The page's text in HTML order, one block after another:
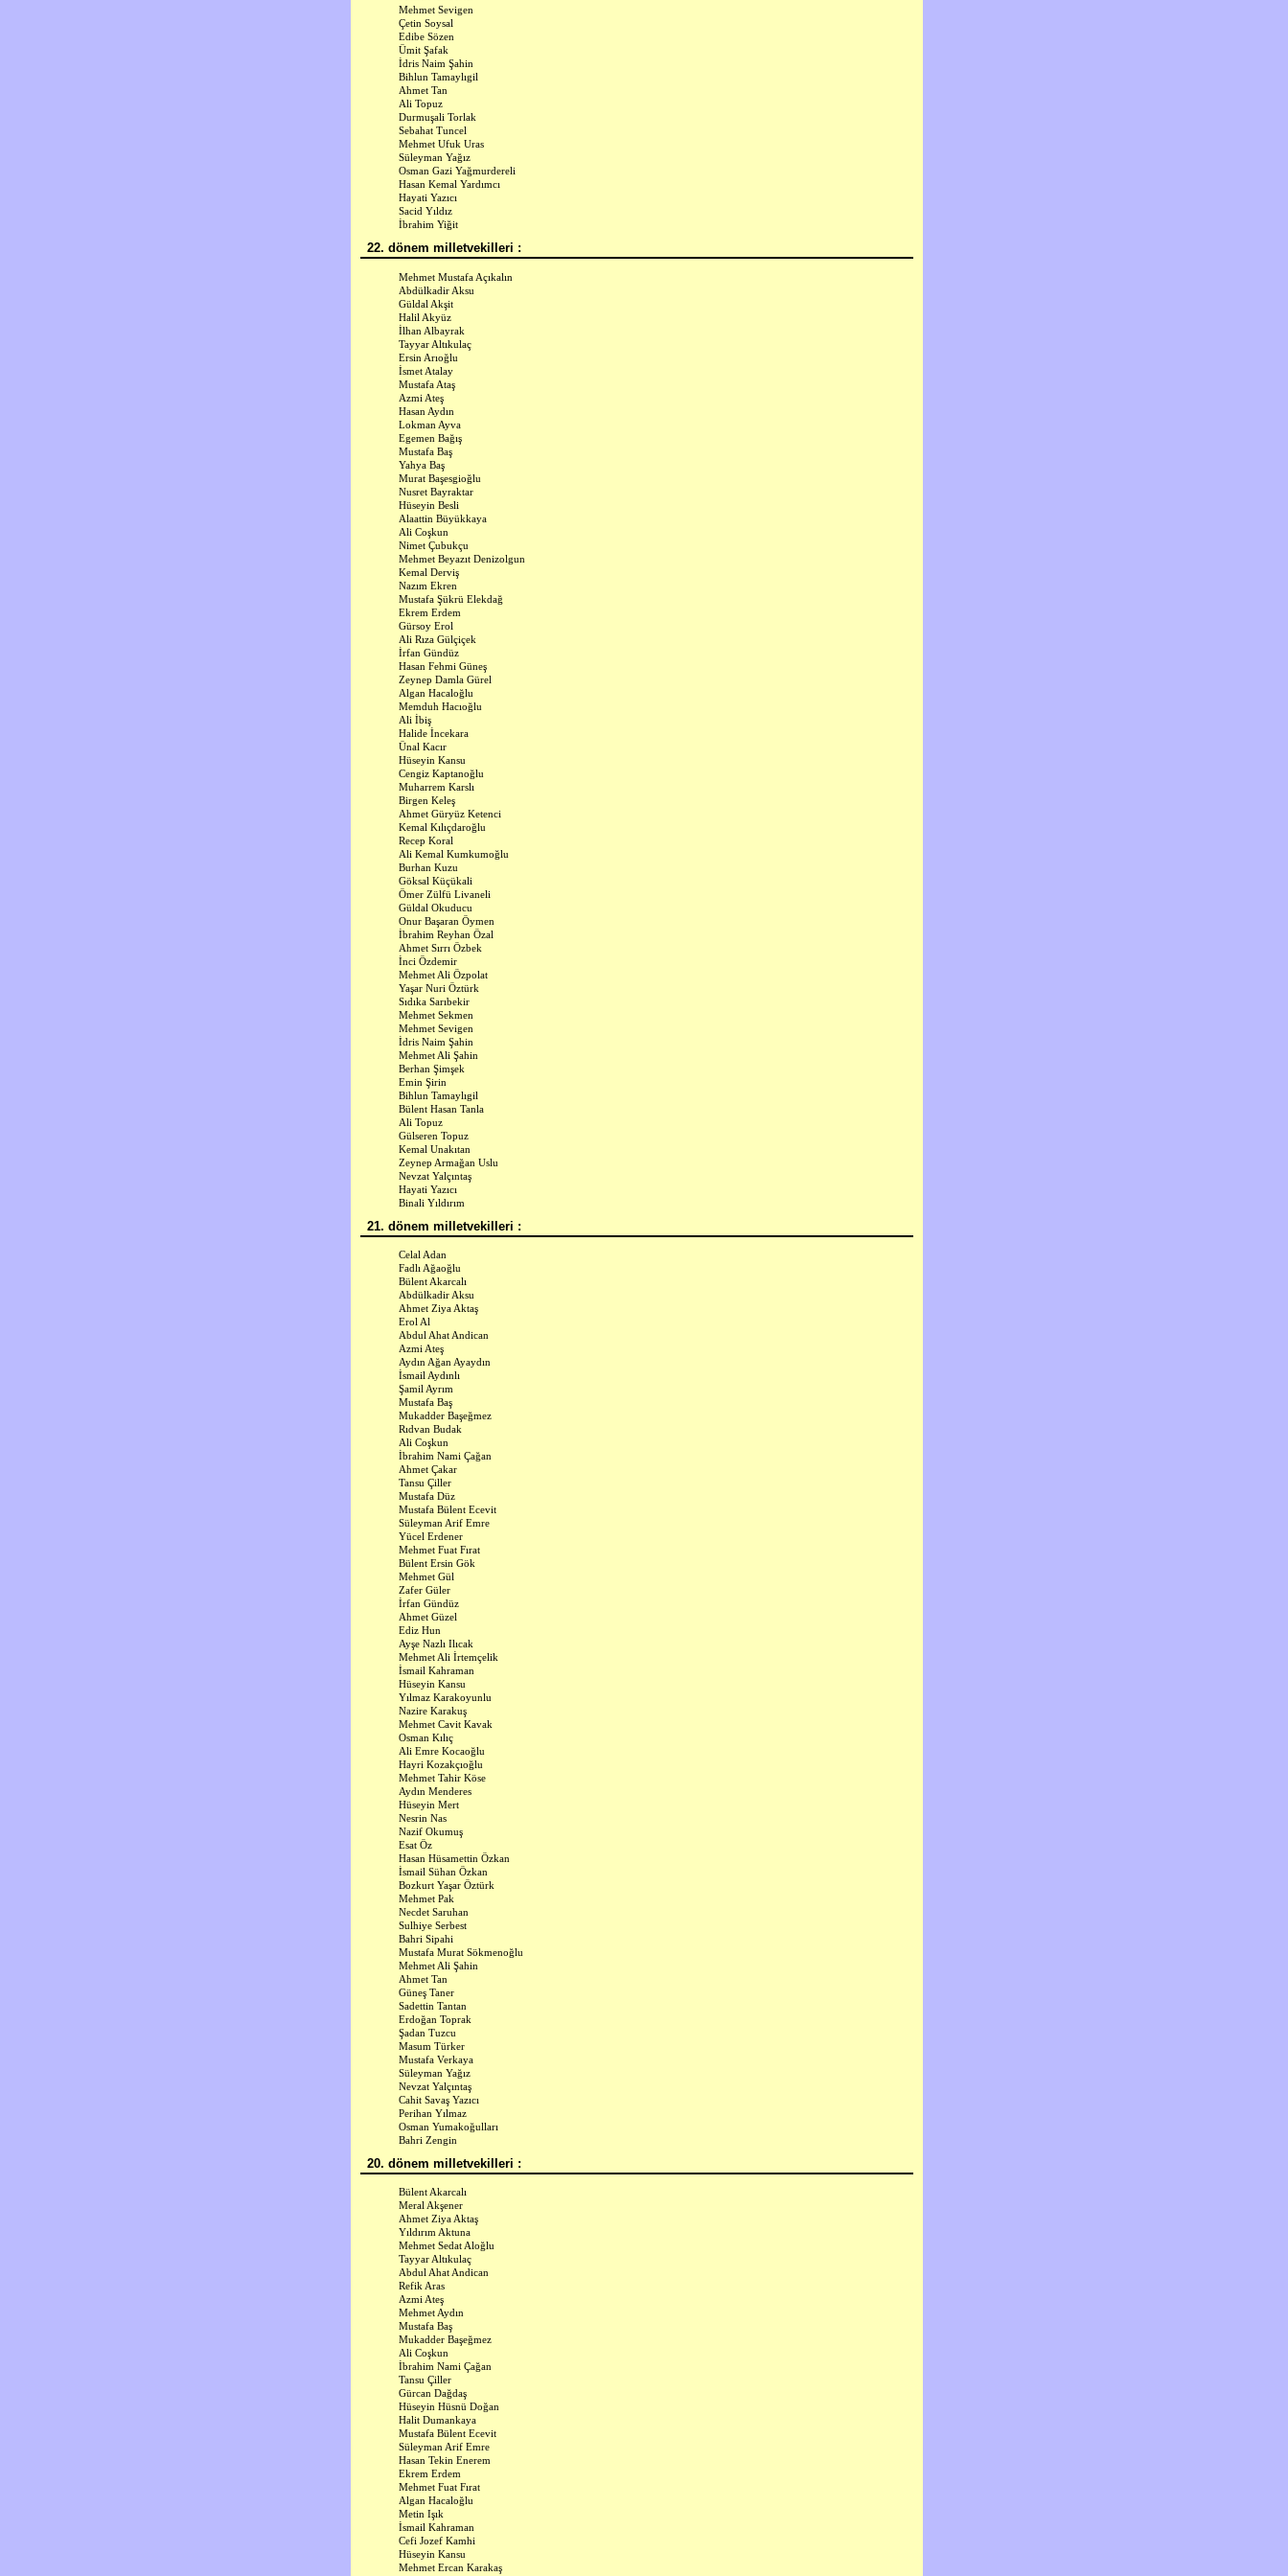
Mehmet Sevigen
Çetin Soysal
Edibe Sözen
Ümit Şafak
İdris Naim Şahin
Bihlun Tamaylıgil
Ahmet Tan
Ali Topuz
Durmuşali Torlak
Sebahat Tuncel
Mehmet Ufuk Uras
Süleyman Yağız
Osman Gazi Yağmurdereli
Hasan Kemal Yardımcı
Hayati Yazıcı
Sacid Yıldız
İbrahim Yiğit
22. dönem milletvekilleri :
Mehmet Mustafa Açıkalın
Abdülkadir Aksu
Güldal Akşit
Halil Akyüz
İlhan Albayrak
Tayyar Altıkulaç
Ersin Arıoğlu
İsmet Atalay
Mustafa Ataş
Azmi Ateş
Hasan Aydın
Lokman Ayva
Egemen Bağış
Mustafa Baş
Yahya Baş
Murat Başesgioğlu
Nusret Bayraktar
Hüseyin Besli
Alaattin Büyükkaya
Ali Coşkun
Nimet Çubukçu
Mehmet Beyazıt Denizolgun
Kemal Derviş
Nazım Ekren
Mustafa Şükrü Elekdağ
Ekrem Erdem
Gürsoy Erol
Ali Rıza Gülçiçek
İrfan Gündüz
Hasan Fehmi Güneş
Zeynep Damla Gürel
Algan Hacaloğlu
Memduh Hacıoğlu
Ali İbiş
Halide İncekara
Ünal Kacır
Hüseyin Kansu
Cengiz Kaptanoğlu
Muharrem Karslı
Birgen Keleş
Ahmet Güryüz Ketenci
Kemal Kılıçdaroğlu
Recep Koral
Ali Kemal Kumkumoğlu
Burhan Kuzu
Göksal Küçükali
Ömer Zülfü Livaneli
Güldal Okuducu
Onur Başaran Öymen
İbrahim Reyhan Özal
Ahmet Sırrı Özbek
İnci Özdemir
Mehmet Ali Özpolat
Yaşar Nuri Öztürk
Sıdıka Sarıbekir
Mehmet Sekmen
Mehmet Sevigen
İdris Naim Şahin
Mehmet Ali Şahin
Berhan Şimşek
Emin Şirin
Bihlun Tamaylıgil
Bülent Hasan Tanla
Ali Topuz
Gülseren Topuz
Kemal Unakıtan
Zeynep Armağan Uslu
Nevzat Yalçıntaş
Hayati Yazıcı
Binali Yıldırım
21. dönem milletvekilleri :
Celal Adan
Fadlı Ağaoğlu
Bülent Akarcalı
Abdülkadir Aksu
Ahmet Ziya Aktaş
Erol Al
Abdul Ahat Andican
Azmi Ateş
Aydın Ağan Ayaydın
İsmail Aydınlı
Şamil Ayrım
Mustafa Baş
Mukadder Başeğmez
Rıdvan Budak
Ali Coşkun
İbrahim Nami Çağan
Ahmet Çakar
Tansu Çiller
Mustafa Düz
Mustafa Bülent Ecevit
Süleyman Arif Emre
Yücel Erdener
Mehmet Fuat Fırat
Bülent Ersin Gök
Mehmet Gül
Zafer Güler
İrfan Gündüz
Ahmet Güzel
Ediz Hun
Ayşe Nazlı Ilıcak
Mehmet Ali İrtemçelik
İsmail Kahraman
Hüseyin Kansu
Yılmaz Karakoyunlu
Nazire Karakuş
Mehmet Cavit Kavak
Osman Kılıç
Ali Emre Kocaoğlu
Hayri Kozakçıoğlu
Mehmet Tahir Köse
Aydın Menderes
Hüseyin Mert
Nesrin Nas
Nazif Okumuş
Esat Öz
Hasan Hüsamettin Özkan
İsmail Sühan Özkan
Bozkurt Yaşar Öztürk
Mehmet Pak
Necdet Saruhan
Sulhiye Serbest
Bahri Sipahi
Mustafa Murat Sökmenoğlu
Mehmet Ali Şahin
Ahmet Tan
Güneş Taner
Sadettin Tantan
Erdoğan Toprak
Şadan Tuzcu
Masum Türker
Mustafa Verkaya
Süleyman Yağız
Nevzat Yalçıntaş
Cahit Savaş Yazıcı
Perihan Yılmaz
Osman Yumakoğulları
Bahri Zengin
20. dönem milletvekilleri :
Bülent Akarcalı
Meral Akşener
Ahmet Ziya Aktaş
Yıldırım Aktuna
Mehmet Sedat Aloğlu
Tayyar Altıkulaç
Abdul Ahat Andican
Refik Aras
Azmi Ateş
Mehmet Aydın
Mustafa Baş
Mukadder Başeğmez
Ali Coşkun
İbrahim Nami Çağan
Tansu Çiller
Gürcan Dağdaş
Hüseyin Hüsnü Doğan
Halit Dumankaya
Mustafa Bülent Ecevit
Süleyman Arif Emre
Hasan Tekin Enerem
Ekrem Erdem
Mehmet Fuat Fırat
Algan Hacaloğlu
Metin Işık
İsmail Kahraman
Cefi Jozef Kamhi
Hüseyin Kansu
Mehmet Ercan Karakaş